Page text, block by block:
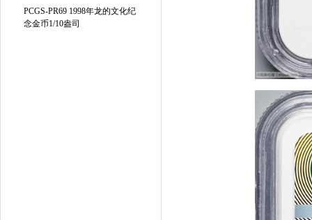
PCGS-PR69 1998年龙的文化纪
念金币1/10盎司